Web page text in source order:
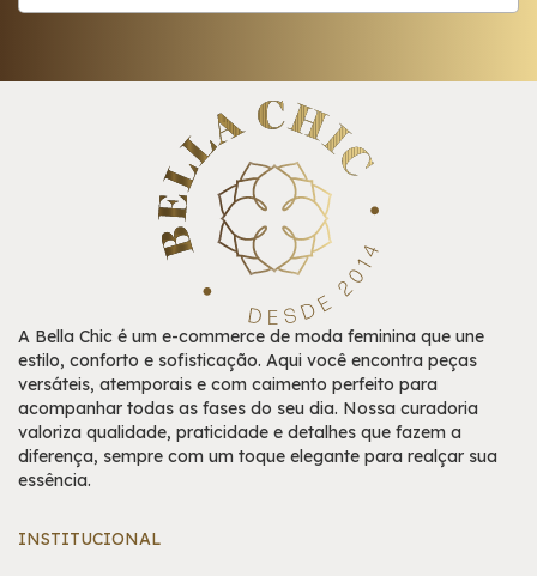
A Bella Chic é um e-commerce de moda feminina que une
estilo, conforto e sofisticação. Aqui você encontra peças
versáteis, atemporais e com caimento perfeito para
acompanhar todas as fases do seu dia. Nossa curadoria
valoriza qualidade, praticidade e detalhes que fazem a
diferença, sempre com um toque elegante para realçar sua
essência.
INSTITUCIONAL